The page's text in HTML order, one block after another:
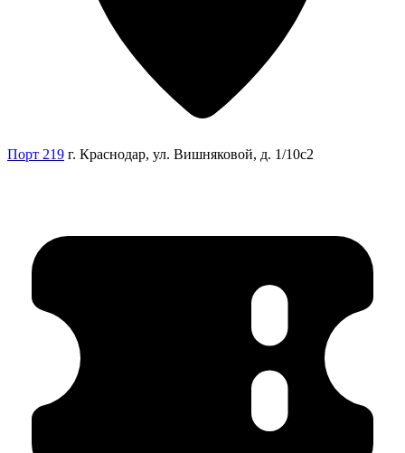
Порт 219 г. Краснодар, ул. Вишняковой, д. 1/10с2